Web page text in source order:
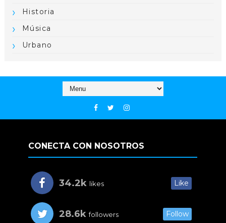
Historia
Música
Urbano
CONECTA CON NOSOTROS
34.2k likes Like
28.6k followers Follow